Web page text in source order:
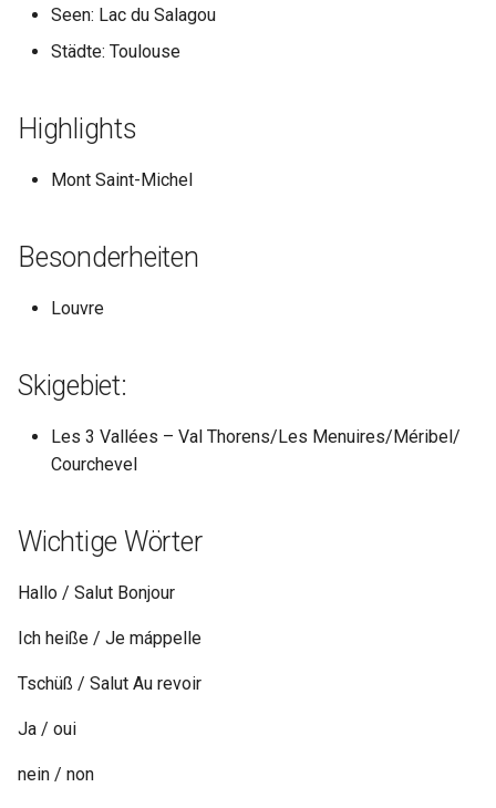
Seen: Lac du Salagou
Städte: Toulouse
Highlights
Mont Saint-Michel
Besonderheiten
Louvre
Skigebiet:
Les 3 Vallées – Val Thorens/​Les Menuires/​Méribel/​
Courchevel
Wichtige Wörter
Hallo / Salut Bonjour
Ich heiße / Je máppelle
Tschüß / Salut Au revoir
Ja / oui
nein / non